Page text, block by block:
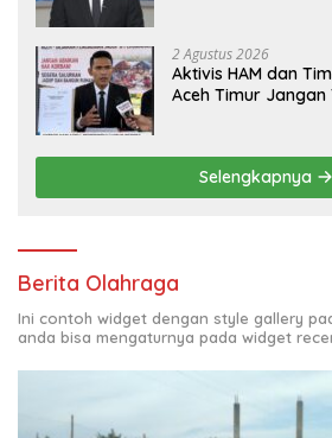
2 Agustus 2026
Aktivis HAM dan
Aceh Timur Jangan
Selengkapnya
Berita Olahraga
Ini contoh widget dengan style gallery
anda bisa mengaturnya pada widget